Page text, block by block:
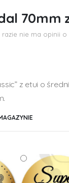
70mm
razie nie ma opinii
z etui o